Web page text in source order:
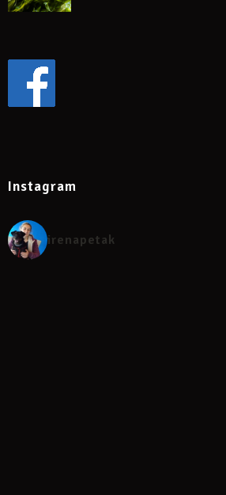
Instagram
irenapetak